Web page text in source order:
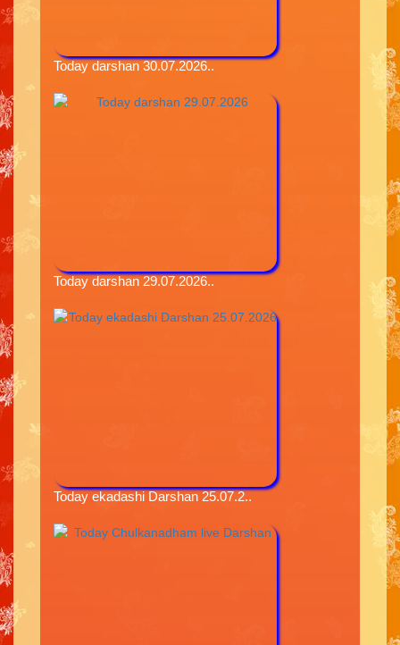
Today darshan 30.07.2026..
Today darshan 29.07.2026..
Today ekadashi Darshan 25.07.2..